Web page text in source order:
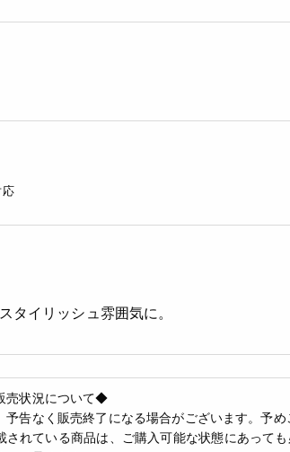
イリッシュ雰囲気に。
売状況について◆
予告なく販売終了になる場合がございます。予
されている商品は、ご購入可能な状態にあって